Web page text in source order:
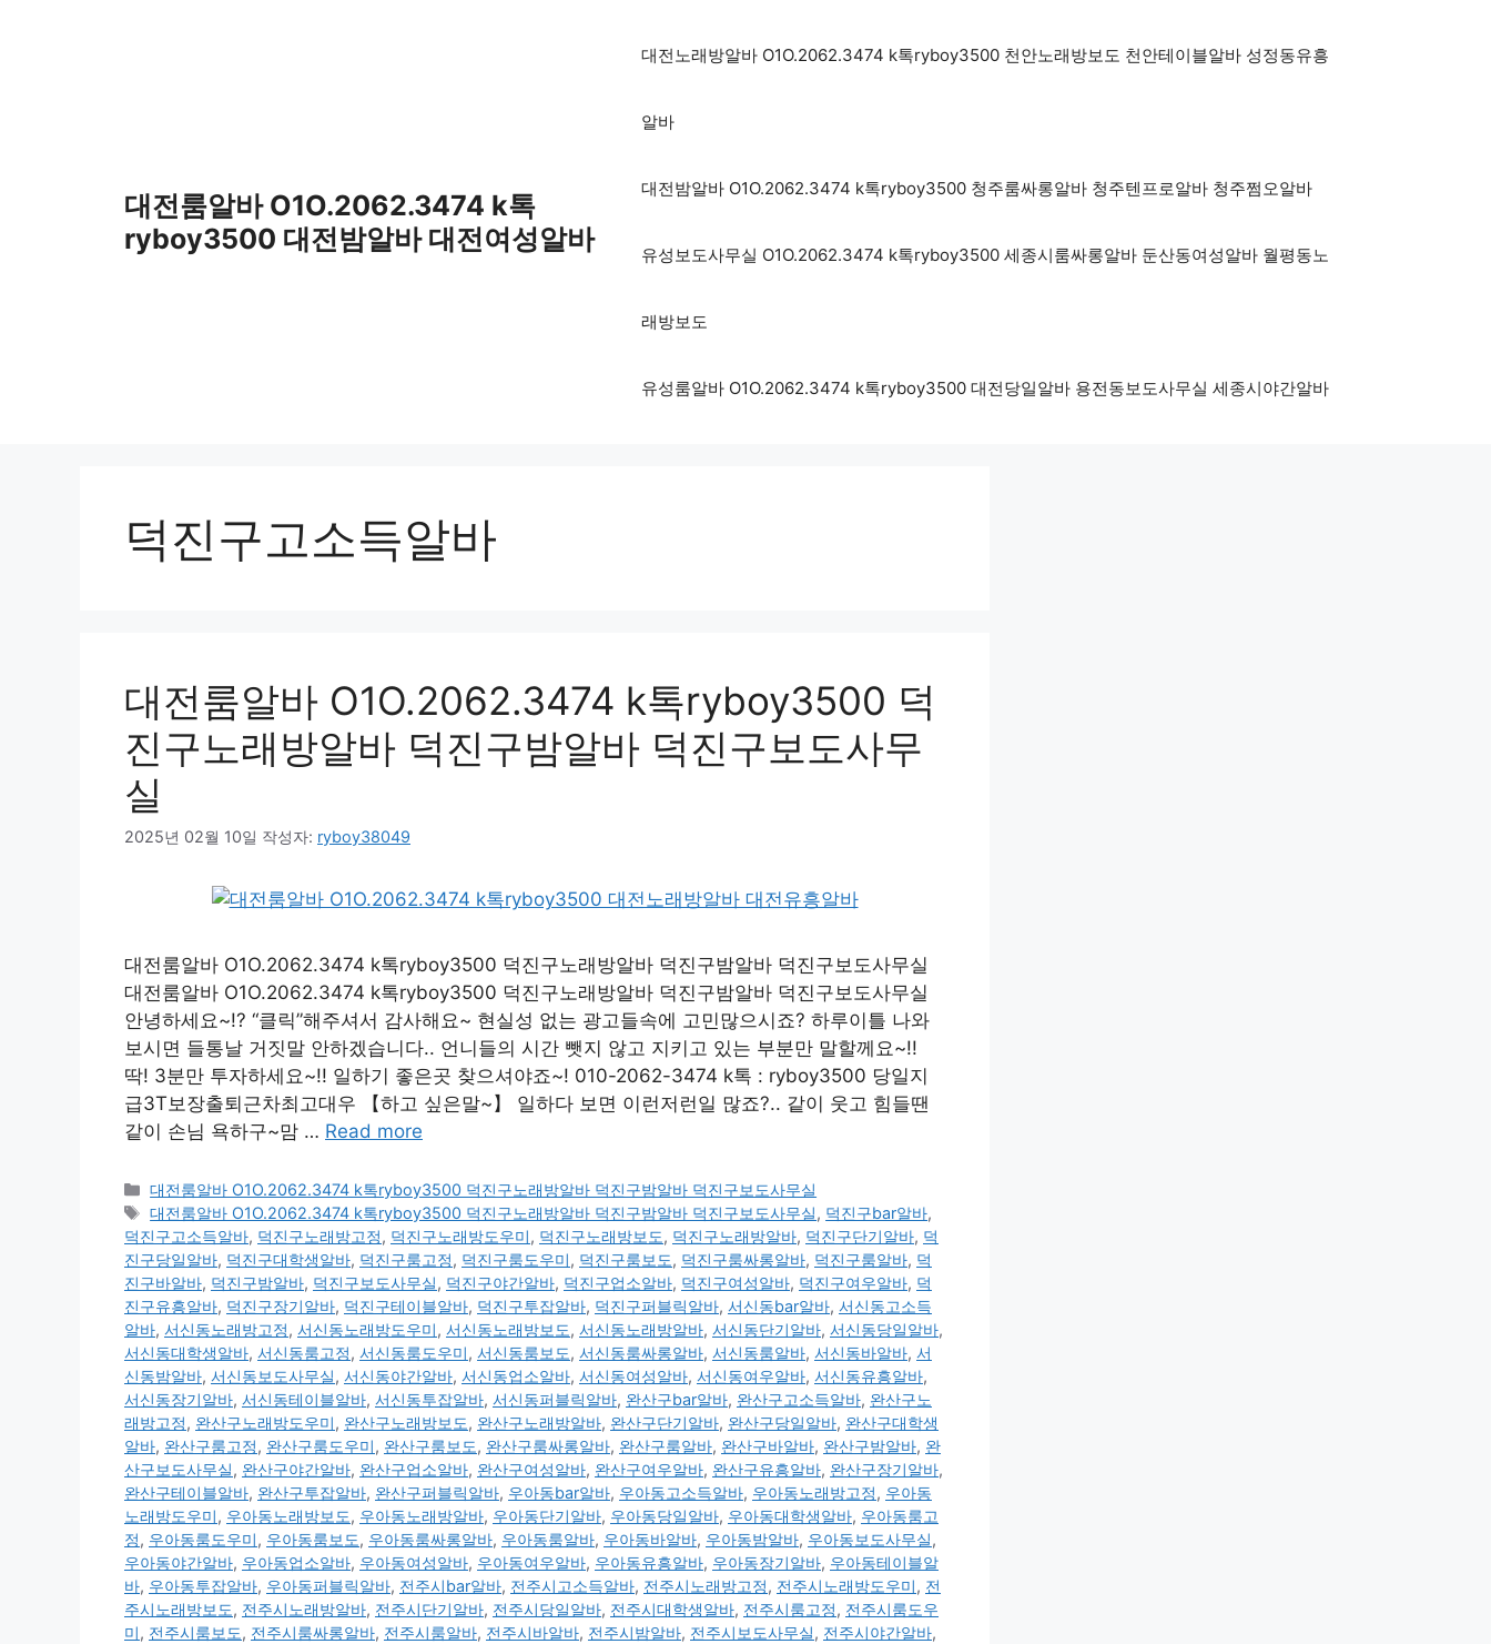
대전룸알바 O1O.2062.3474 k톡
ryboy3500 대전밤알바 대전여성알바
대전노래방알바 O1O.2062.3474 k톡ryboy3500 천안노래방보도 천안테이블알바 성정동유흥
알바
대전밤알바 O1O.2062.3474 k톡ryboy3500 청주룸싸롱알바 청주텐프로알바 청주쩜오알바
유성보도사무실 O1O.2062.3474 k톡ryboy3500 세종시룸싸롱알바 둔산동여성알바 월평동노
래방보도
유성룸알바 O1O.2062.3474 k톡ryboy3500 대전당일알바 용전동보도사무실 세종시야간알바
덕진구고소득알바
대전룸알바 O1O.2062.3474 k톡ryboy3500 덕
진구노래방알바 덕진구밤알바 덕진구보도사무
실
2025년 02월 10일 작성자: ryboy38049
대전룸알바 O1O.2062.3474 k톡ryboy3500 덕진구노래방알바 덕진구밤알바 덕진구보도사무실
대전룸알바 O1O.2062.3474 k톡ryboy3500 덕진구노래방알바 덕진구밤알바 덕진구보도사무실
안녕하세요~!? “클릭”해주셔서 감사해요~ 현실성 없는 광고들속에 고민많으시죠? 하루이틀 나와
보시면 들통날 거짓말 안하겠습니다.. 언니들의 시간 뺏지 않고 지키고 있는 부분만 말할께요~!!
딱! 3분만 투자하세요~!! 일하기 좋은곳 찾으셔야죠~! 010-2062-3474 k톡 : ryboy3500 당일지
급3T보장출퇴근차최고대우 【하고 싶은말~】 일하다 보면 이런저런일 많죠?.. 같이 웃고 힘들땐
같이 손님 욕하구~맘 … Read more
카
테
고
리
대전룸알바 O1O.2062.3474 k톡ryboy3500 덕진구노래방알바 덕진구밤알바 덕진구보도사무실
태
그
대전룸알바 O1O.2062.3474 k톡ryboy3500 덕진구노래방알바 덕진구밤알바 덕진구보도사무실, 덕진구bar알바,
덕진구고소득알바, 덕진구노래방고정, 덕진구노래방도우미, 덕진구노래방보도, 덕진구노래방알바, 덕진구단기알바, 덕
진구당일알바, 덕진구대학생알바, 덕진구룸고정, 덕진구룸도우미, 덕진구룸보도, 덕진구룸싸롱알바, 덕진구룸알바, 덕
진구바알바, 덕진구밤알바, 덕진구보도사무실, 덕진구야간알바, 덕진구업소알바, 덕진구여성알바, 덕진구여우알바, 덕
진구유흥알바, 덕진구장기알바, 덕진구테이블알바, 덕진구투잡알바, 덕진구퍼블릭알바, 서신동bar알바, 서신동고소득
알바, 서신동노래방고정, 서신동노래방도우미, 서신동노래방보도, 서신동노래방알바, 서신동단기알바, 서신동당일알바,
서신동대학생알바, 서신동룸고정, 서신동룸도우미, 서신동룸보도, 서신동룸싸롱알바, 서신동룸알바, 서신동바알바, 서
신동밤알바, 서신동보도사무실, 서신동야간알바, 서신동업소알바, 서신동여성알바, 서신동여우알바, 서신동유흥알바,
서신동장기알바, 서신동테이블알바, 서신동투잡알바, 서신동퍼블릭알바, 완산구bar알바, 완산구고소득알바, 완산구노
래방고정, 완산구노래방도우미, 완산구노래방보도, 완산구노래방알바, 완산구단기알바, 완산구당일알바, 완산구대학생
알바, 완산구룸고정, 완산구룸도우미, 완산구룸보도, 완산구룸싸롱알바, 완산구룸알바, 완산구바알바, 완산구밤알바, 완
산구보도사무실, 완산구야간알바, 완산구업소알바, 완산구여성알바, 완산구여우알바, 완산구유흥알바, 완산구장기알바,
완산구테이블알바, 완산구투잡알바, 완산구퍼블릭알바, 우아동bar알바, 우아동고소득알바, 우아동노래방고정, 우아동
노래방도우미, 우아동노래방보도, 우아동노래방알바, 우아동단기알바, 우아동당일알바, 우아동대학생알바, 우아동룸고
정, 우아동룸도우미, 우아동룸보도, 우아동룸싸롱알바, 우아동룸알바, 우아동바알바, 우아동밤알바, 우아동보도사무실,
우아동야간알바, 우아동업소알바, 우아동여성알바, 우아동여우알바, 우아동유흥알바, 우아동장기알바, 우아동테이블알
바, 우아동투잡알바, 우아동퍼블릭알바, 전주시bar알바, 전주시고소득알바, 전주시노래방고정, 전주시노래방도우미, 전
주시노래방보도, 전주시노래방알바, 전주시단기알바, 전주시당일알바, 전주시대학생알바, 전주시룸고정, 전주시룸도우
미, 전주시룸보도, 전주시룸싸롱알바, 전주시룸알바, 전주시바알바, 전주시밤알바, 전주시보도사무실, 전주시야간알바,